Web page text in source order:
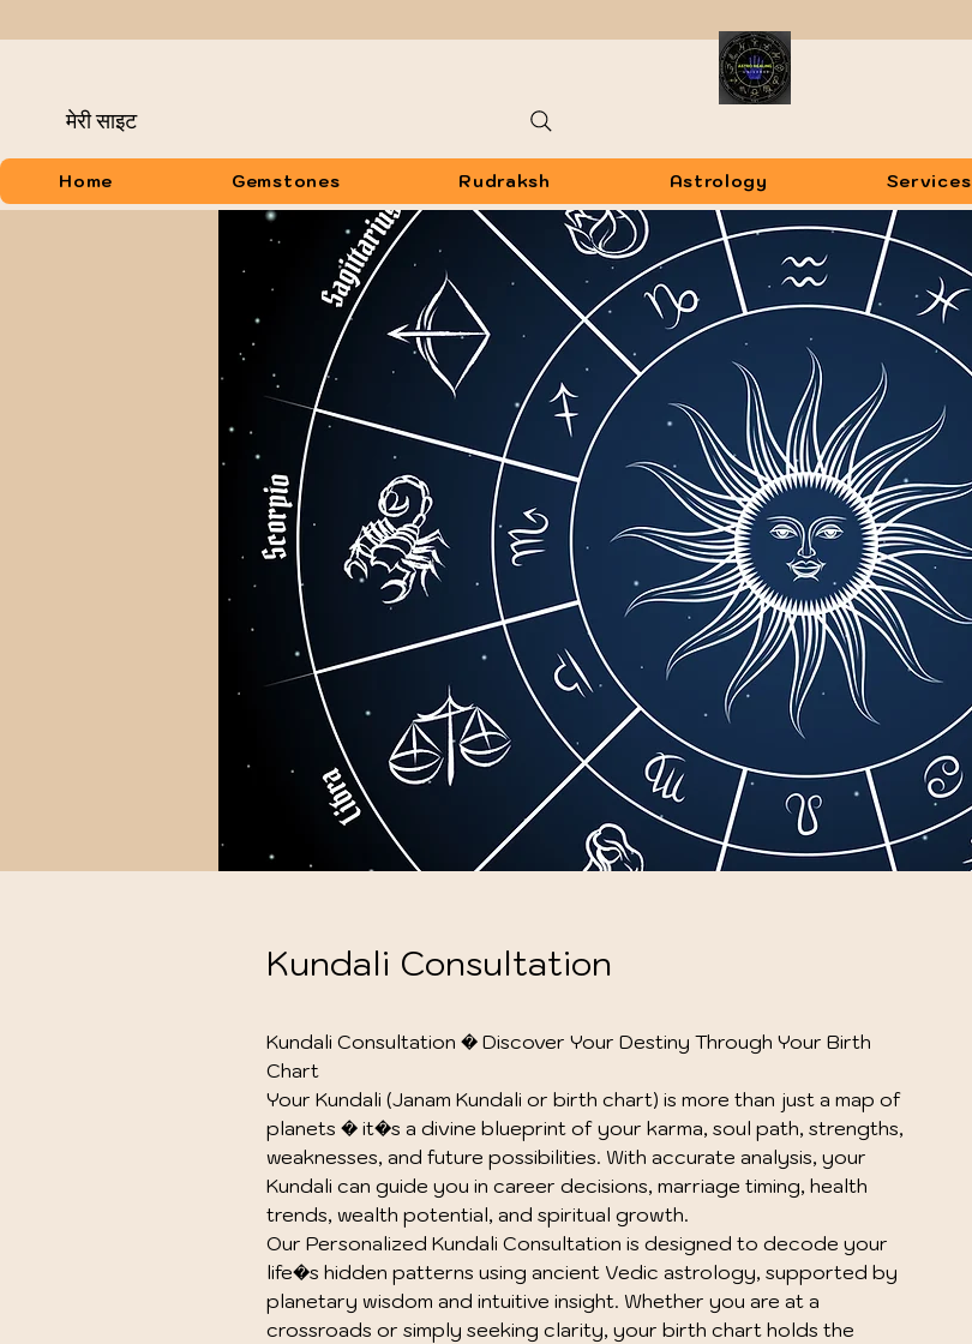
मेरी साइट
Home Gemstones Rudraksh Astrology Services
Kundali Consultation
Kundali Consultation � Discover Your Destiny Through Your Birth
Chart
Your Kundali (Janam Kundali or birth chart) is more than just a map of
planets � it�s a divine blueprint of your karma, soul path, strengths,
weaknesses, and future possibilities. With accurate analysis, your
Kundali can guide you in career decisions, marriage timing, health
trends, wealth potential, and spiritual growth.
Our Personalized Kundali Consultation is designed to decode your
life�s hidden patterns using ancient Vedic astrology, supported by
planetary wisdom and intuitive insight. Whether you are at a
crossroads or simply seeking clarity, your birth chart holds the